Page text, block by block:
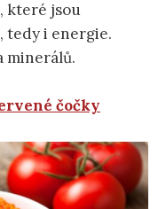
, které jsou
tedy i energie.
minerálů.
čočky